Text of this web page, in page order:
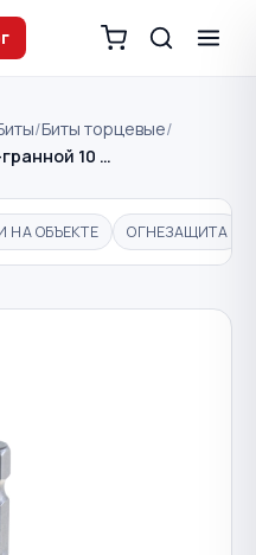
/Биты торцевые/
10 …
НА ОБЪЕКТЕ ОГНЕЗАЩИТА